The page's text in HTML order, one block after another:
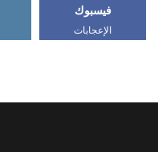
فيسبوك
الإعجابات